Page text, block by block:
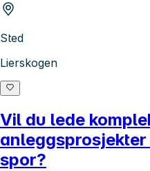
Sted
Lierskogen
Vil du lede
spor?